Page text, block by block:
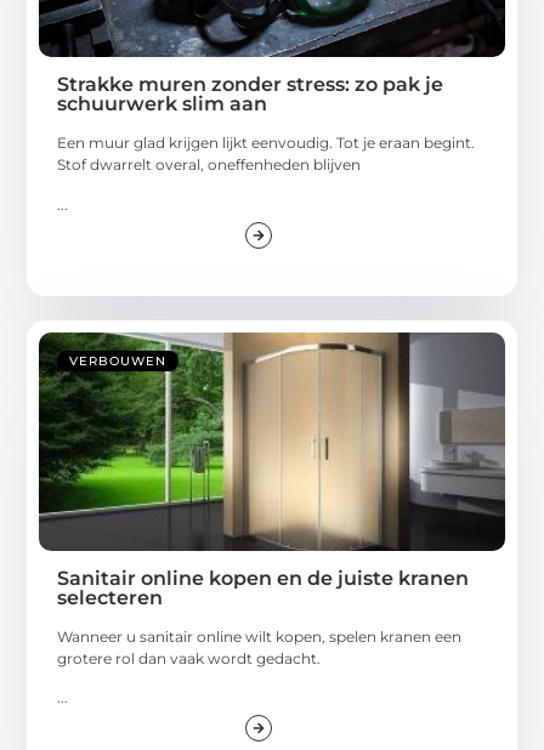
Strakke muren zonder stress: zo pak je
schuurwerk slim aan
Een muur glad krijgen lijkt eenvoudig. Tot je eraan begint.
Stof dwarrelt overal, oneffenheden blijven
VERBOUWEN
Sanitair online kopen en de juiste kranen
selecteren
Wanneer u sanitair online wilt kopen, spelen kranen een
grotere rol dan vaak wordt gedacht.